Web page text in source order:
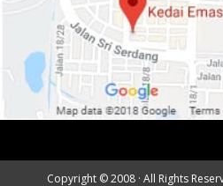
Copyright © 2008 · All Rights